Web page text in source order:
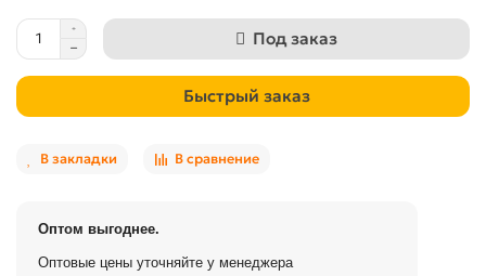
Под заказ
Быстрый заказ
В закладки В сравнение
Оптом выгоднее.
Оптовые цены уточняйте у менеджера